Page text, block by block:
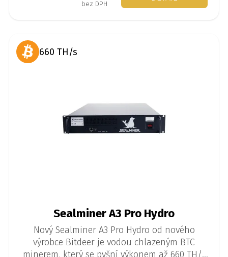
bez DPH
Sealminer A3 Pro Hydro
Nový Sealminer A3 Pro Hydro od nového
výrobce Bitdeer je vodou chlazeným BTC
minerem, který se pyšní výkonem až 660 TH/s
660 TH/s